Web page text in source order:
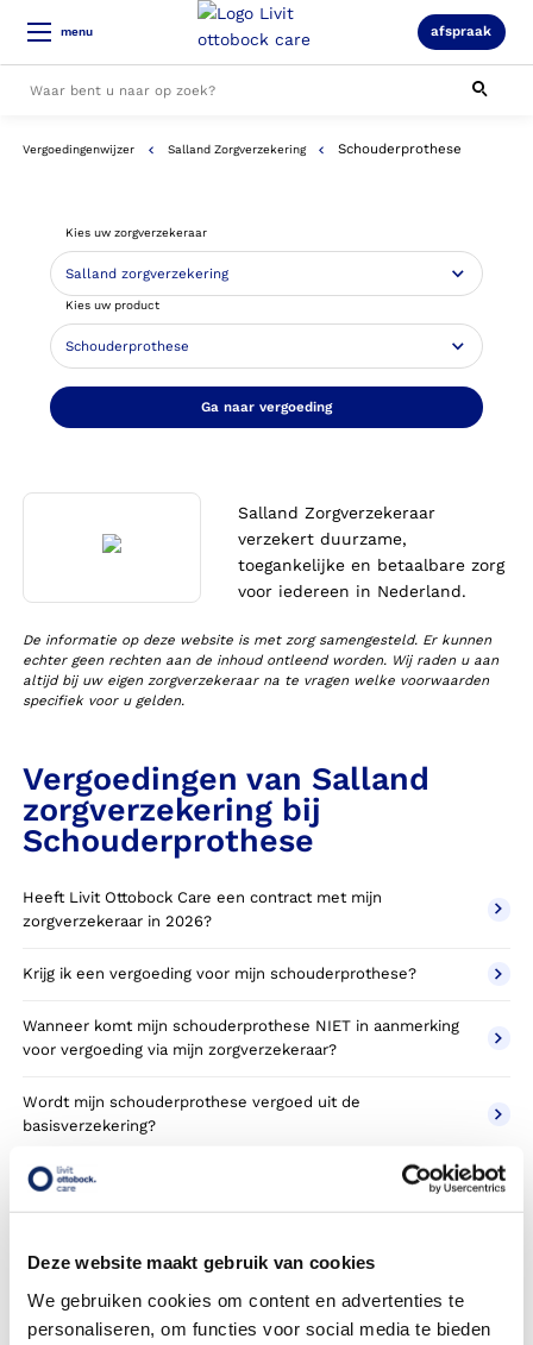
Deze website maakt gebruik van cookies
We gebruiken cookies om content en advertenties te
personaliseren, om functies voor social media te bieden
menu afspraak
Alle resultaten
Vergoedingenwijzer Salland Zorgverzekering Schouderprothese
Kies uw zorgverzekeraar
Kies uw product
Ga naar vergoeding
Salland Zorgverzekeraar
verzekert duurzame,
toegankelijke en betaalbare zorg
voor iedereen in Nederland.
De informatie op deze website is met zorg samengesteld. Er kunnen
echter geen rechten aan de inhoud ontleend worden. Wij raden u aan
altijd bij uw eigen zorgverzekeraar na te vragen welke voorwaarden
specifiek voor u gelden.
Vergoedingen van Salland
zorgverzekering bij
Schouderprothese
Heeft Livit Ottobock Care een contract met mijn
zorgverzekeraar in 2026?
Krijg ik een vergoeding voor mijn schouderprothese?
Wanneer komt mijn schouderprothese NIET in aanmerking
voor vergoeding via mijn zorgverzekeraar?
Wordt mijn schouderprothese vergoed uit de
basisverzekering?
Wordt mijn schouderprothese vergoed vanuit een
Betaal ik een eigen risico?
Zijn er ook schouderprothesen in confectie- of standaard
uitvoeringen?